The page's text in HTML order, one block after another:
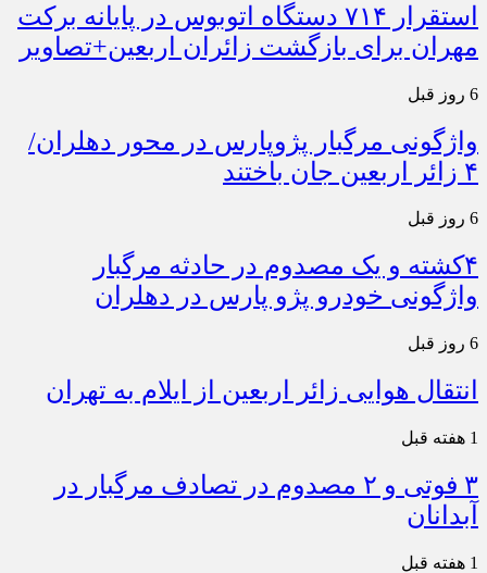
استقرار ۷۱۴ دستگاه اتوبوس در پایانه برکت
مهران برای بازگشت زائران اربعین+تصاویر
6 روز قبل
واژگونی مرگبار پژوپارس در محور دهلران/
۴ زائر اربعین جان باختند
6 روز قبل
۴کشته و یک مصدوم در حادثه مرگبار
واژگونی خودرو پژو پارس در دهلران
6 روز قبل
انتقال هوایی زائر اربعین از ایلام به تهران
1 هفته قبل
۳ فوتی و ۲ مصدوم در تصادف مرگبار در
آبدانان
1 هفته قبل